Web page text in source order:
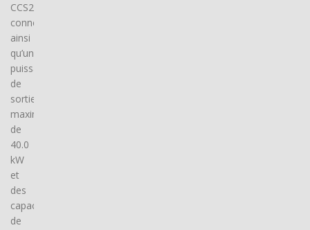
CCS2
connector(s),
ainsi
qu’une
puissance
de
sortie
maximale
de
40.0
kW
et
des
capacités
de